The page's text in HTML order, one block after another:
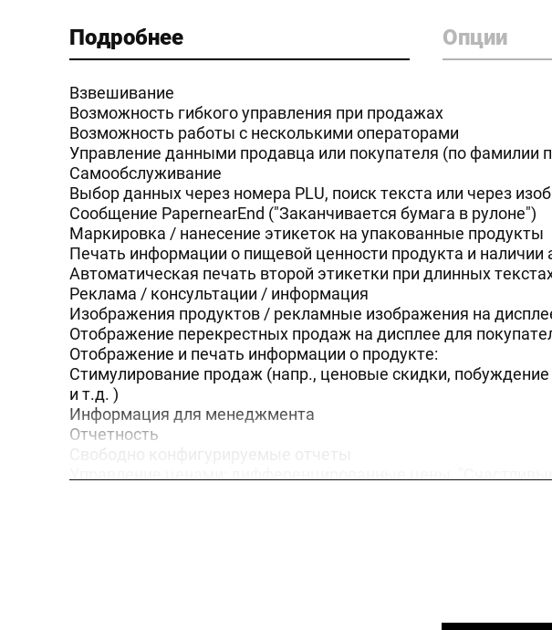
Подробнее Опции
Взвешивание
Возможность гибкого управления при продажах
Возможность работы с несколькими операторами
Управление данными продавца или покупателя (по фамилии
Самообслуживание
Выбор данных через номера PLU, поиск текста или через
Сообщение PapernearEnd ("Заканчивается бумага в рулоне")
Маркировка / нанесение этикеток на упакованные продукты
Печать информации о пищевой ценности продукта и наличии
Автоматическая печать второй этикетки при длинных
Реклама / консультации / информация
Изображения продуктов / рекламные изображения на
Отображение перекрестных продаж на дисплее для
Отображение и печать информации о продукте:
Стимулирование продаж (напр., ценовые скидки,
и т.д. )
Информация для менеджмента
Отчетность
Управление ценами: дифференцированные цены,